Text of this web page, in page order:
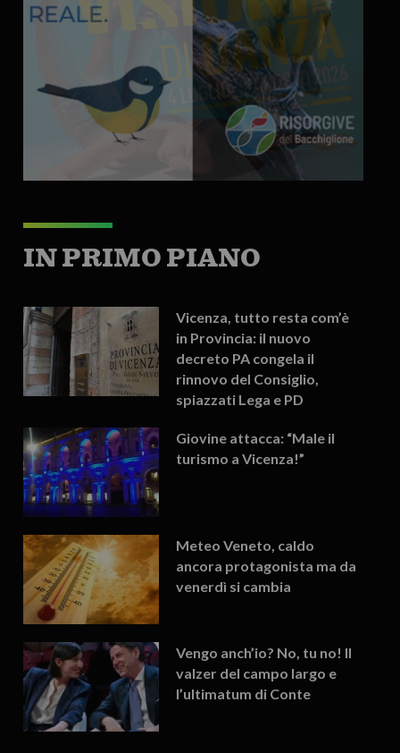
IN PRIMO PIANO
Vicenza, tutto resta com’è
in Provincia: il nuovo
decreto PA congela il
rinnovo del Consiglio,
spiazzati Lega e PD
Giovine attacca: “Male il
turismo a Vicenza!”
Meteo Veneto, caldo
ancora protagonista ma da
venerdì si cambia
Vengo anch’io? No, tu no! Il
valzer del campo largo e
l’ultimatum di Conte